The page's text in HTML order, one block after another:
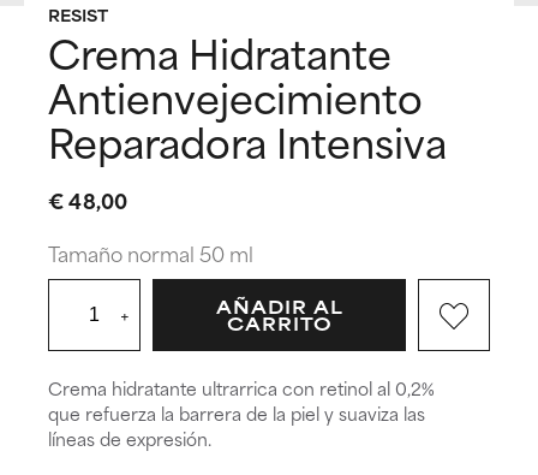
RESIST
Crema Hidratante
Antienvejecimiento
Reparadora Intensiva
€ 48,00
Crema hidratante ultrarrica con retinol al 0,2%
que refuerza la barrera de la piel y suaviza las
líneas de expresión.
Tamaño normal 50 ml
+
AÑADIR AL
CARRITO